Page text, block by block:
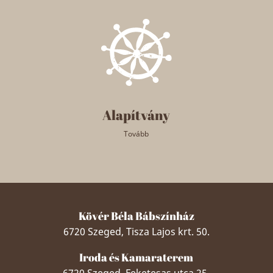
Alapítvány
Tovább
Kövér Béla Bábszínház
6720 Szeged, Tisza Lajos krt. 50.
Iroda és Kamaraterem